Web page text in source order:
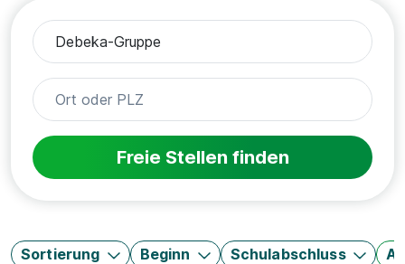
Freie Stellen finden
Sortierung Beginn Schulabschluss